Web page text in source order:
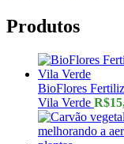
Produtos
BioFlores
Vila Verde R$